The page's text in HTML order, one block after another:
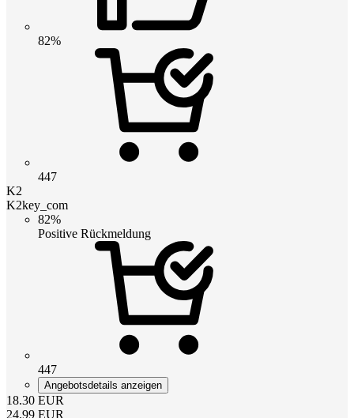
82%
447
K2
K2key_com
82%
Positive Rückmeldung
447
Angebotsdetails anzeigen
18.30 EUR
24.99 EUR